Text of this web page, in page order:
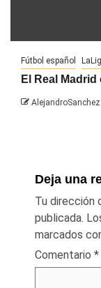
Fútbol español
El Real
AlejandroSanchez
Deja una
Tu dirección
publicada.
marcados
Comentario *